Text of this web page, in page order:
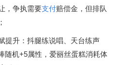
，争执需要支付赔偿金，但排队
提升：抖腿练说唱、天台练声
随机+5属性，爱丽丝蛋糕消耗体